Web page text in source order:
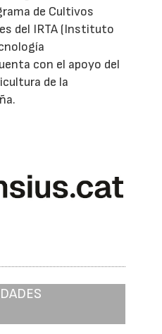
de Cultivos
del IRTA (Instituto
con el apoyo del
de la